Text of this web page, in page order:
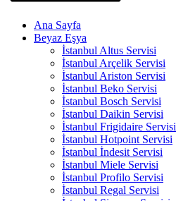
Ana Sayfa
Beyaz Eşya
İstanbul Altus Servisi
İstanbul Arçelik Servisi
İstanbul Ariston Servisi
İstanbul Beko Servisi
İstanbul Bosch Servisi
İstanbul Daikin Servisi
İstanbul Frigidaire Servisi
İstanbul Hotpoint Servisi
İstanbul İndesit Servisi
İstanbul Miele Servisi
İstanbul Profilo Servisi
İstanbul Regal Servisi